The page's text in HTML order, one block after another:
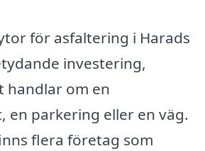
för asfaltering i Harads
investering,
handlar om en
en parkering eller en väg.
flera företag som